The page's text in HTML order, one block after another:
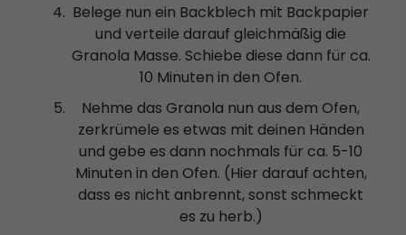
Belege nun ein Backblech mit Backpapier
und verteile darauf gleichmäßig die
Granola Masse. Schiebe diese dann für ca.
10 Minuten in den Ofen.
Nehme das Granola nun aus dem Ofen,
zerkrümele es etwas mit deinen Händen
und gebe es dann nochmals für ca. 5-10
Minuten in den Ofen. (Hier darauf achten,
dass es nicht anbrennt, sonst schmeckt
es zu herb.)